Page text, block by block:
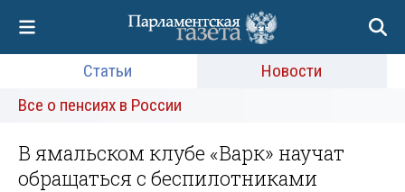
Статьи
Новости
Все о пенсиях в России
В ямальском клубе «Варк» научат
обращаться с беспилотниками